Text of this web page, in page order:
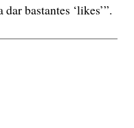
bastantes ‘likes’”.